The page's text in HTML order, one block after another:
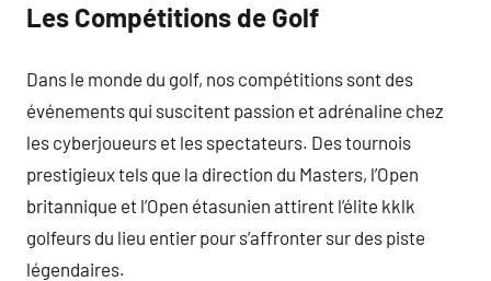
Les Compétitions de Golf
Dans le monde du golf, nos compétitions sont des
événements qui suscitent passion et adrénaline chez
les cyberjoueurs et les spectateurs. Des tournois
prestigieux tels que la direction du Masters, l’Open
britannique et l’Open étasunien attirent l’élite kklk
golfeurs du lieu entier pour s’affronter sur des piste
légendaires.